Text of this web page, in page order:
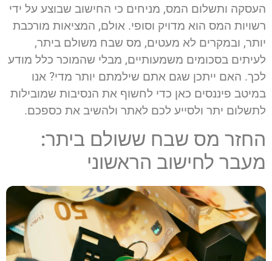
העסקה ותשלום המס, מניחים כי החישוב שבוצע על ידי
רשויות המס הוא מדויק וסופי. אולם, המציאות מורכבת
יותר, ובמקרים לא מעטים, מס שבח משולם ביתר,
לעיתים בסכומים משמעותיים, מבלי שהמוכר כלל מודע
לכך. האם ייתכן שגם אתם שילמתם יותר מדי? אנו
במיטב פיננסים כאן כדי לחשוף את הנסיבות שמובילות
לתשלום יתר ולסייע לכם לאתר ולהשיב את כספכם.
החזר מס שבח ששולם ביתר:
מעבר לחישוב הראשוני